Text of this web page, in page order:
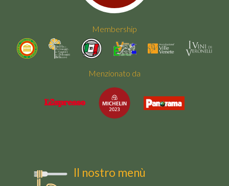
Membership
Menzionato da
Il nostro menù